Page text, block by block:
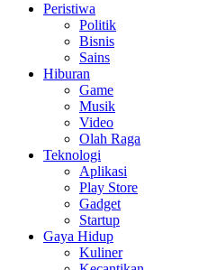
Peristiwa
Politik
Bisnis
Sains
Hiburan
Game
Musik
Video
Olah Raga
Teknologi
Aplikasi
Play Store
Gadget
Startup
Gaya Hidup
Kuliner